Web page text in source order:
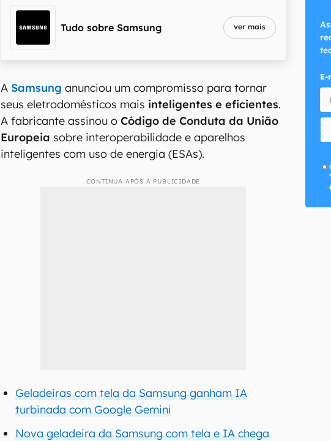
Tudo sobre Samsung ver mais
ASamsung anunciou um compromisso para tornar
seus eletrodomésticos mais inteligentes e eficientes.
A fabricante assinou o Código de Conduta da União
Europeia sobre interoperabilidade e aparelhos
inteligentes com uso de energia (ESAs).
CONTINUA APÓS A PUBLICIDADE
Geladeiras com tela da Samsung ganham IA
turbinada com Google Gemini
Nova geladeira da Samsung com tela e IA chega
E-